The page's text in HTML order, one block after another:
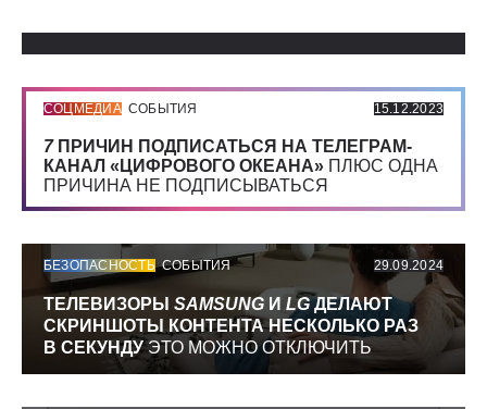
СОЦМЕДИА СОБЫТИЯ 15.12.2023
7 ПРИЧИН ПОДПИСАТЬСЯ НА ТЕЛЕГРАМ-
КАНАЛ «ЦИФРОВОГО ОКЕАНА» ПЛЮС ОДНА
ПРИЧИНА НЕ ПОДПИСЫВАТЬСЯ
БЕЗОПАСНОСТЬ СОБЫТИЯ 29.09.2024
ТЕЛЕВИЗОРЫ SAMSUNG И LGДЕЛАЮТ
СКРИНШОТЫ КОНТЕНТА НЕСКОЛЬКО РАЗ
В СЕКУНДУЭТО МОЖНО ОТКЛЮЧИТЬ